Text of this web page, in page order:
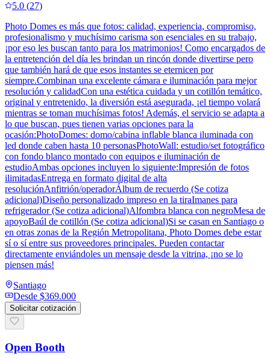
5.0 (27)
Photo Domes es más que fotos: calidad, experiencia, compromiso,
profesionalismo y muchísimo carisma son esenciales en su trabajo,
¡por eso les buscan tanto para los matrimonios! Como encargados de
la entretención del día les brindan un rincón donde divertirse pero
que también hará de que esos instantes se eternicen por
siempre.Combinan una excelente cámara e iluminación para mejor
resolución y calidadCon una estética cuidada y un cotillón temático,
original y entretenido, la diversión está asegurada, ¡el tiempo volará
mientras se toman muchísimas fotos! Además, el servicio se adapta a
lo que buscan, pues tienen varias opciones para la
ocasión:PhotoDomes: domo/cabina inflable blanca iluminada con
led donde caben hasta 10 personasPhotoWall: estudio/set fotográfico
con fondo blanco montado con equipos e iluminación de
estudioAmbas opciones incluyen lo siguiente:Impresión de fotos
ilimitadasEntrega en formato digital de alta
resoluciónAnfitrión/operadorÁlbum de recuerdo (Se cotiza
adicional)Diseño personalizado impreso en la tiraImanes para
refrigerador (Se cotiza adicional)Alfombra blanca con negroMesa de
apoyoBaúl de cotillón (Se cotiza adicional)Si se casan en Santiago o
en otras zonas de la Región Metropolitana, Photo Domes debe estar
sí o sí entre sus proveedores principales. Pueden contactar
directamente enviándoles un mensaje desde la vitrina, ¡no se lo
piensen más!
Santiago
Desde $369.000
Solicitar cotización
Open Booth